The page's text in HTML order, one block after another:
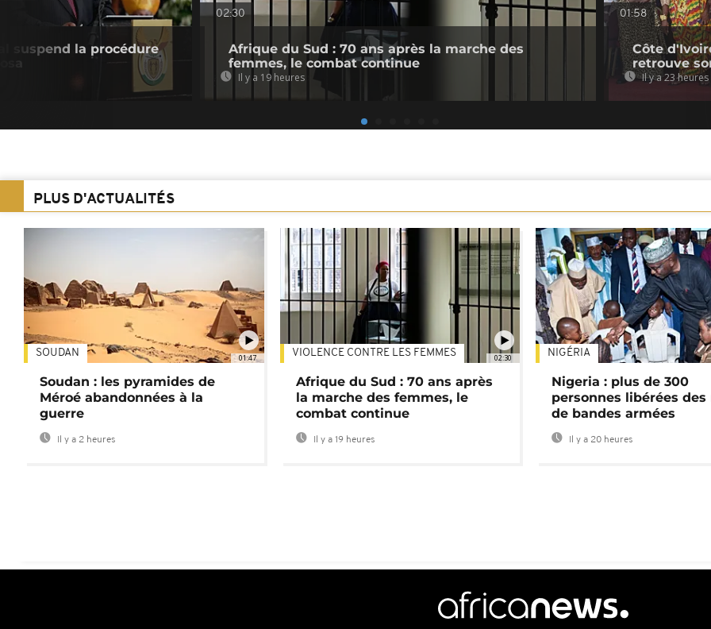
suspend la procédure
02:30
Afrique du Sud : 70 ans après la marche des
femmes, le combat continue
Il y a 19 heures
01:58
Côte
retrouve
Il y a 23 heures
PLUS D'ACTUALITÉS
01:47
SOUDAN
Soudan : les pyramides de
Méroé abandonnées à la
guerre
Il y a 2 heures
02:30
VIOLENCE CONTRE LES FEMMES
Afrique du Sud : 70 ans après
la marche des femmes, le
combat continue
Il y a 19 heures
NIGÉRIA
Nigeria : plus de 300
personnes libérées des
de bandes armées
Il y a 20 heures